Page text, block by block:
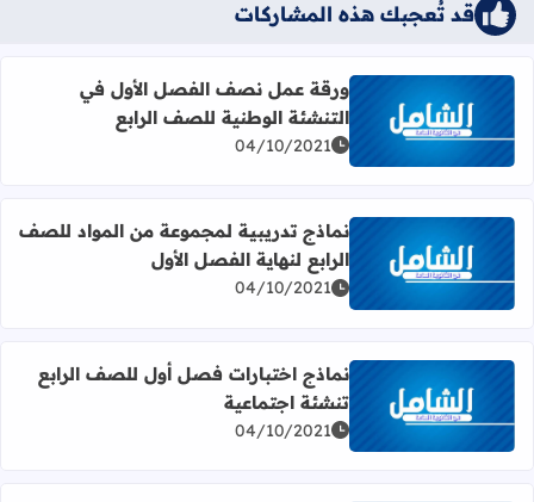
قد تُعجبك هذه المشاركات
اقرأ المزيد عن ورقة عمل نصف الفصل الأول في التنشئة
ورقة عمل نصف الفصل الأول في
التنشئة الوطنية للصف الرابع
04/10/2021
اقرأ المزيد عن نماذج تدريبية لمجموعة من المواد للصف
نماذج تدريبية لمجموعة من المواد للصف
الرابع لنهاية الفصل الأول
04/10/2021
اقرأ المزيد عن نماذج اختبارات فصل أول للصف الرابع تنشئة
نماذج اختبارات فصل أول للصف الرابع
تنشئة اجتماعية
04/10/2021